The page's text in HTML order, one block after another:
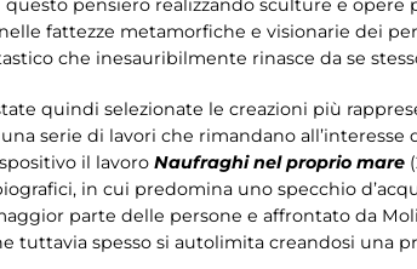
pensiero realizzando sculture e
fattezze metamorfiche e visionarie dei
che inesauribilmente rinasce da se
quindi selezionate le creazioni più
serie di lavori che rimandano all’interesse
il lavoro Naufraghi nel proprio mare
in cui predomina uno specchio
parte delle persone e affrontato da
tuttavia spesso si autolimita creandosi una